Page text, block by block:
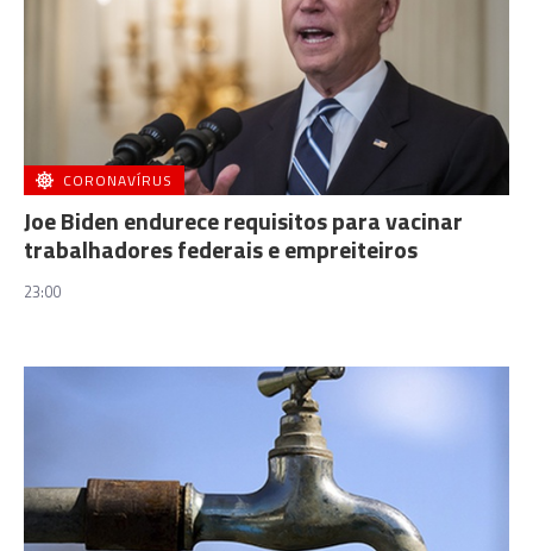
CORONAVÍRUS
Joe Biden endurece requisitos para vacinar
trabalhadores federais e empreiteiros
23:00